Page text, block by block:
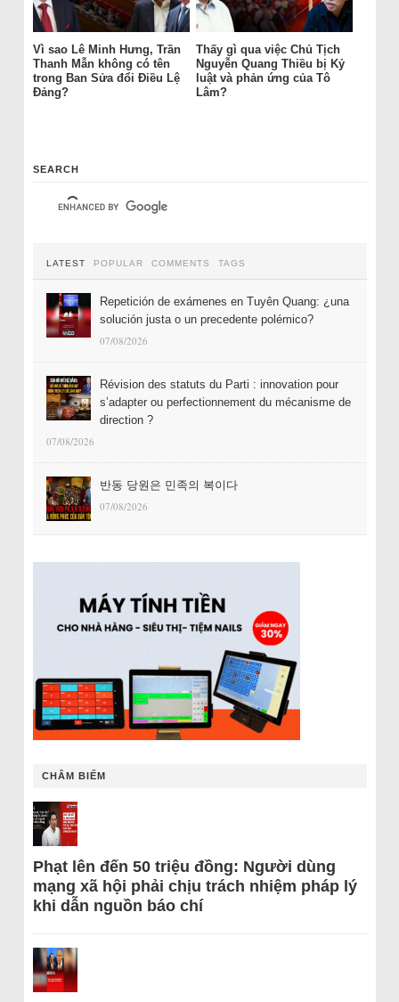
Vì sao Lê Minh Hưng, Trần
Thanh Mẫn không có tên
trong Ban Sửa đổi Điều Lệ
Đảng?
Thấy gì qua việc Chủ Tịch
Nguyễn Quang Thiều bị Kỷ
luật và phản ứng của Tô
Lâm?
SEARCH
LATEST POPULAR COMMENTS TAGS
Repetición de exámenes en Tuyên Quang: ¿una
solución justa o un precedente polémico?
07/08/2026
Révision des statuts du Parti : innovation pour
s’adapter ou perfectionnement du mécanisme de
direction ?
07/08/2026
반동 당원은 민족의 복이다
07/08/2026
CHÂM BIẾM
Phạt lên đến 50 triệu đồng: Người dùng
mạng xã hội phải chịu trách nhiệm pháp lý
khi dẫn nguồn báo chí